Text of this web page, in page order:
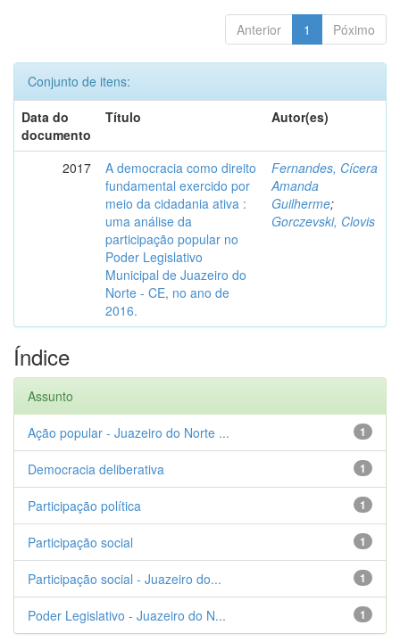
Anterior 1 Póximo
Conjunto de itens:
Data do
documento
Título Autor(es)
2017
A democracia como direito
fundamental exercido por
meio da cidadania ativa :
uma análise da
participação popular no
Poder Legislativo
Municipal de Juazeiro do
Norte - CE, no ano de
2016.
Fernandes, Cícera
Amanda
Guilherme;
Gorczevski, Clovis
Índice
Assunto
1
Ação popular - Juazeiro do Norte ...
1
Democracia deliberativa
1
Participação política
1
Participação social
1
Participação social - Juazeiro do...
1
Poder Legislativo - Juazeiro do N...